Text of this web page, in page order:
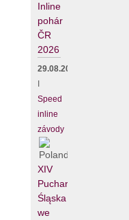
Inline
pohár
ČR
2026
29.08.2026
Speed
inline
závody
XIV
Puchar
Śląska
we